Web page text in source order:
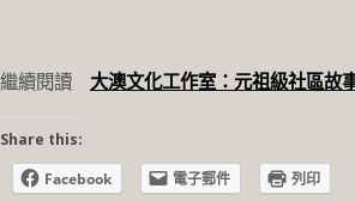
繼續閱讀 大澳文化工作室：元祖級社區故
Share this:
Facebook
電子郵件 列印